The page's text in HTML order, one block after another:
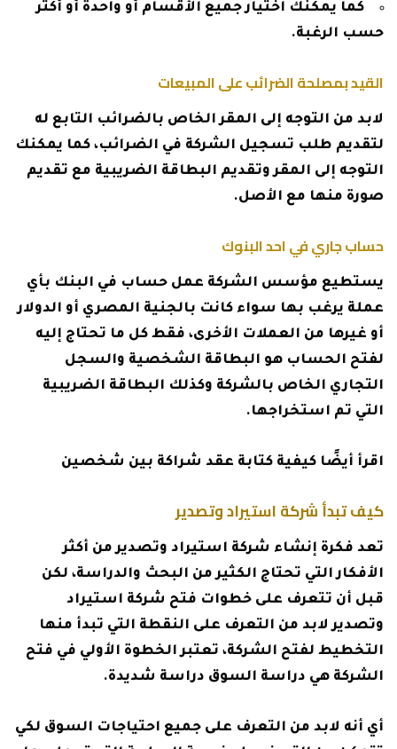
كما يمكنك اختيار جميع الأقسام أو واحدة أو أكثر
حسب الرغبة.
القيد بمصلحة الضرائب على المبيعات
لابد من التوجه إلى المقر الخاص بالضرائب التابع له
لتقديم طلب تسجيل الشركة في الضرائب، كما يمكنك
التوجه إلى المقر وتقديم البطاقة الضريبية مع تقديم
صورة منها مع الأصل.
حساب جاري في احد البنوك
يستطيع مؤسس الشركة عمل حساب في البنك بأي
عملة يرغب بها سواء كانت بالجنية المصري أو الدولار
أو غيرها من العملات الأخرى، فقط كل ما تحتاج إليه
لفتح الحساب هو البطاقة الشخصية والسجل
التجاري الخاص بالشركة وكذلك البطاقة الضريبية
التي تم استخراجها.
اقرأ أيضًا كيفية كتابة عقد شراكة بين شخصين
كيف تبدأ شركة استيراد وتصدير
تعد فكرة إنشاء شركة استيراد وتصدير من أكثر
الأفكار التي تحتاج الكثير من البحث والدراسة، لكن
قبل أن تتعرف على خطوات فتح شركة استيراد
وتصدير لابد من التعرف على النقطة التي تبدأ منها
التخطيط لفتح الشركة، تعتبر الخطوة الأولي في فتح
الشركة هي دراسة السوق دراسة شديدة.
أي أنه لابد من التعرف على جميع احتياجات السوق لكي